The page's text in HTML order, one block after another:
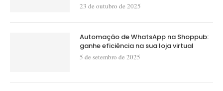
23 de outubro de 2025
Automação de WhatsApp na Shoppub:
ganhe eficiência na sua loja virtual
5 de setembro de 2025